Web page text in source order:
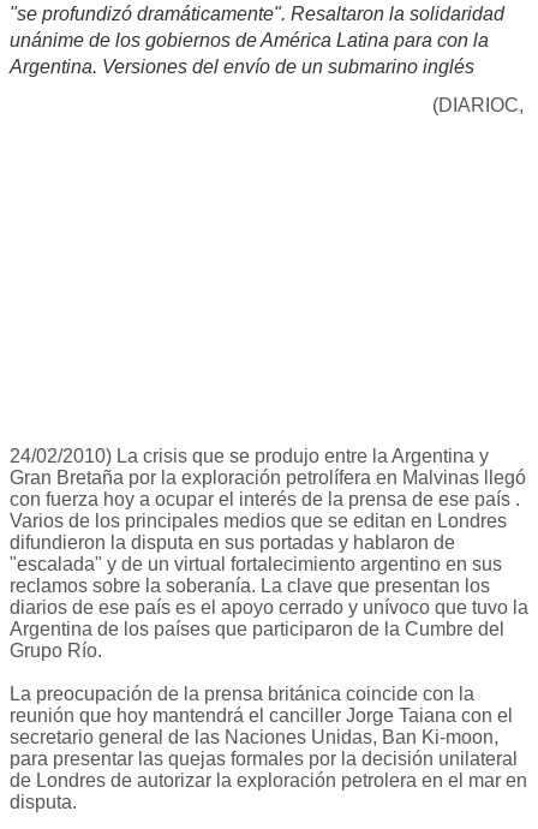
"se profundizó dramáticamente". Resaltaron la solidaridad
unánime de los gobiernos de América Latina para con la
Argentina. Versiones del envío de un submarino inglés
(DIARIOC,
24/02/2010) La crisis que se produjo entre la Argentina y
Gran Bretaña por la exploración petrolífera en Malvinas llegó
con fuerza hoy a ocupar el interés de la prensa de ese país .
Varios de los principales medios que se editan en Londres
difundieron la disputa en sus portadas y hablaron de
"escalada" y de un virtual fortalecimiento argentino en sus
reclamos sobre la soberanía. La clave que presentan los
diarios de ese país es el apoyo cerrado y unívoco que tuvo la
Argentina de los países que participaron de la Cumbre del
Grupo Río.
La preocupación de la prensa británica coincide con la
reunión que hoy mantendrá el canciller Jorge Taiana con el
secretario general de las Naciones Unidas, Ban Ki-moon,
para presentar las quejas formales por la decisión unilateral
de Londres de autorizar la exploración petrolera en el mar en
disputa.